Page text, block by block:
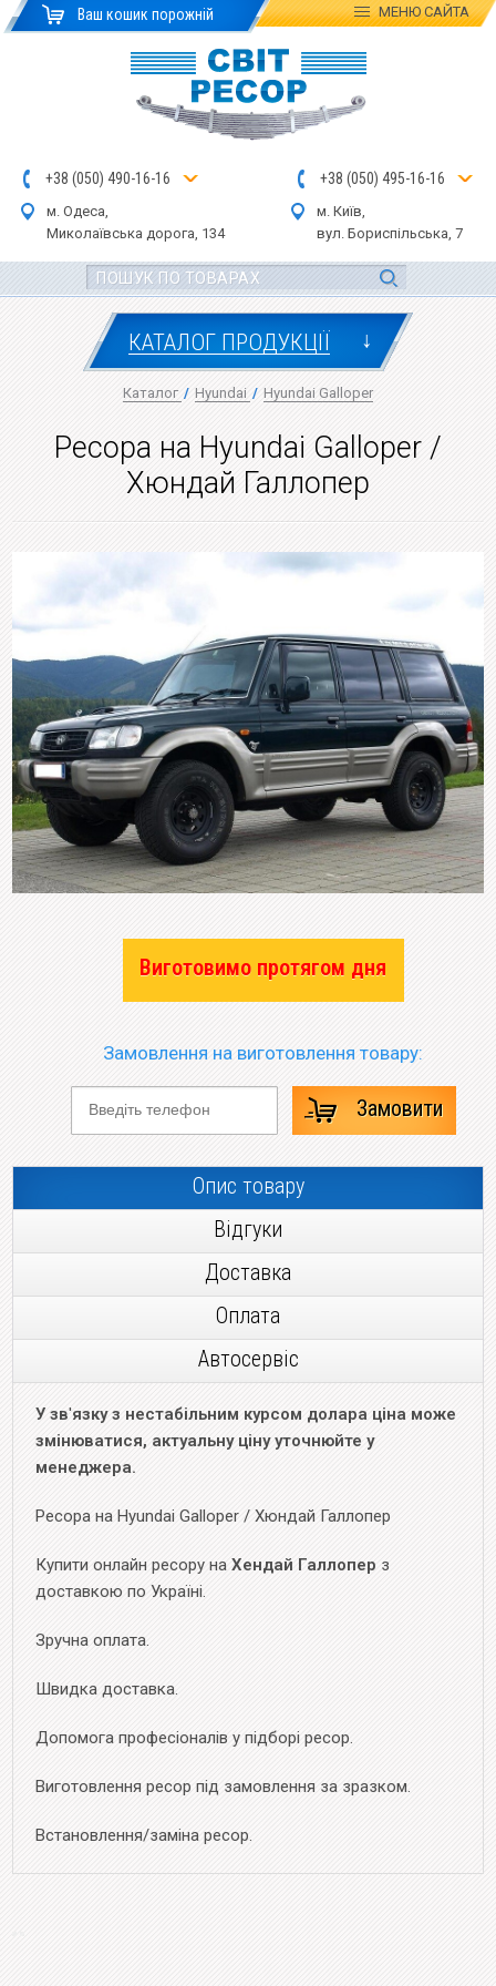
Ваш кошик порожній МЕНЮСАЙТА
+38 (050) 490-16-16
м. Одеса,
Миколаївська дорога, 134
+38 (050) 495-16-16
м. Київ,
вул. Бориспільська, 7
КАТАЛОГ ПРОДУКЦІЇ ↓
Каталог / Hyundai / Hyundai Galloper
Ресора на Hyundai Galloper /
Хюндай Галлопер
Виготовимо протягом дня
Замовлення на виготовлення товару:
Замовити
Опис товару
Відгуки
Доставка
Оплата
Автосервіс
У зв'язку з нестабільним курсом долара ціна може
змінюватися, актуальну ціну уточнюйте у
менеджера.
Ресора на Hyundai Galloper / Хюндай Галлопер
Купити онлайн ресору на Хендай Галлопер з
доставкою по Україні.
Зручна оплата.
Швидка доставка.
Допомога професіоналів у підборі ресор.
Виготовлення ресор під замовлення за зразком.
Встановлення/заміна ресор.